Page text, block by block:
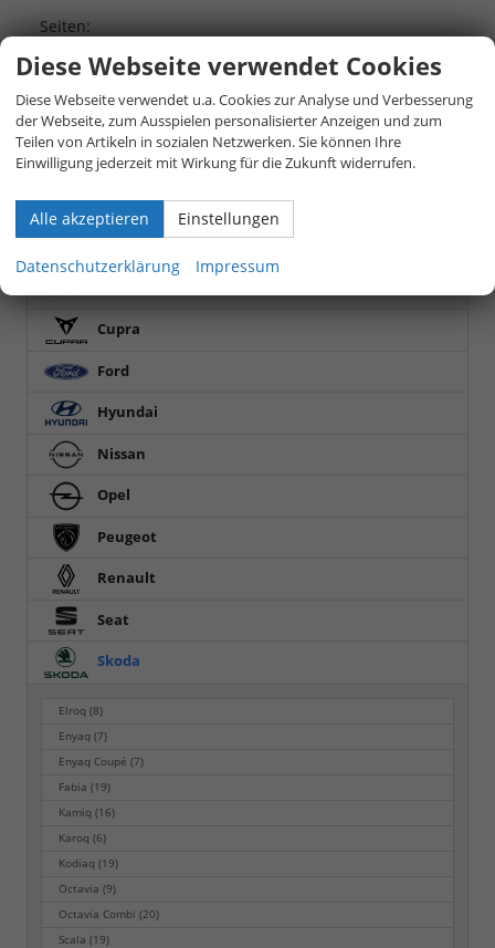
Seiten:
1
2 3 4
Fahrzeugnr.
Detailsuche
Cupra
Ford
Hyundai
Nissan
Opel
Peugeot
Renault
Seat
Skoda
Elroq(8)
Enyaq(7)
Enyaq Coupé(7)
Fabia(19)
Kamiq(16)
Karoq(6)
Kodiaq(19)
Octavia(9)
Octavia Combi(20)
Scala(19)
Diese Webseite verwendet Cookies
Diese Webseite verwendet u.a. Cookies zur Analyse und Verbesserung
der Webseite, zum Ausspielen personalisierter Anzeigen und zum
Teilen von Artikeln in sozialen Netzwerken. Sie können Ihre
Einwilligung jederzeit mit Wirkung für die Zukunft widerrufen.
Alle akzeptieren Einstellungen
Datenschutzerklärung Impressum